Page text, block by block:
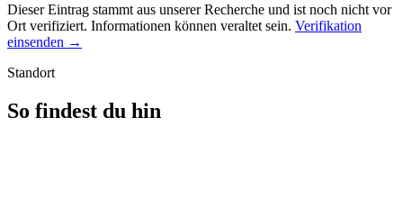
Dieser Eintrag stammt aus unserer Recherche und ist noch nicht vor
Ort verifiziert. Informationen können veraltet sein. Verifikation
einsenden →
Standort
So findest du hin